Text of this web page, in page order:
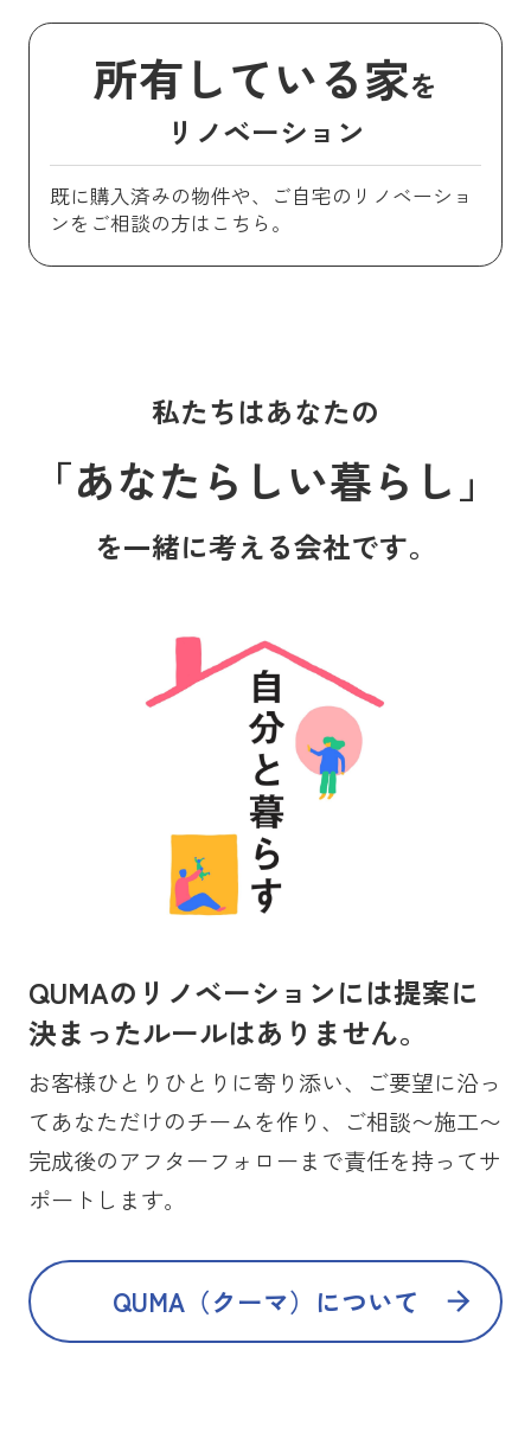
所有している家を
リノベーション
既に購入済みの物件や、ご自宅のリノベーショ
ンをご相談の方はこちら。
私たちはあなたの
「あなたらしい暮らし」
を一緒に考える会社です。
QUMAのリノベーションには提案に
決まったルールはありません。
お客様ひとりひとりに寄り添い、ご要望に沿っ
てあなただけのチームを作り、ご相談〜施工〜
完成後のアフターフォローまで責任を持ってサ
ポートします。
QUMA（クーマ）について